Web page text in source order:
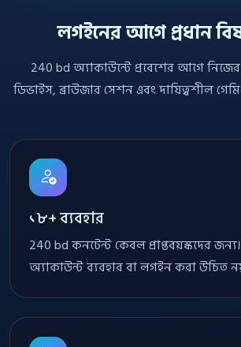
লগইনের আগে প্রধান
240 bd অ্যাকাউন্টে প্রবেশের আগে
ডিভাইস, ব্রাউজার সেশন এবং দায়িত্বশীল
১৮+ ব্যবহার
240 bd কনটেন্ট কেবল প্রাপ্তবয়স্কদের জন্য।
অ্যাকাউন্ট ব্যবহার বা লগইন করা উচিত